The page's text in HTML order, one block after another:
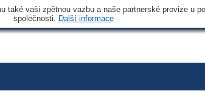
také vaši zpětnou vazbu a naše partnerské provize
společnosti. Další informace